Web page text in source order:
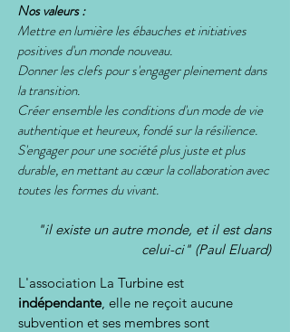
Nos valeurs :
Mettre en lumière les ébauches et initiatives
positives d'un monde nouveau.
Donner les clefs pour s'engager pleinement dans
la transition.
Créer ensemble les conditions d'un mode de vie
authentique et heureux, fondé sur la résilience.
S'engager pour une société plus juste et plus
durable, en mettant au cœur la collaboration avec
toutes les formes du vivant.
"il existe un autre monde, et il est dans
celui-ci" (Paul Eluard)
L'association La Turbine est
indépendante, elle ne reçoit aucune
subvention et ses membres sont